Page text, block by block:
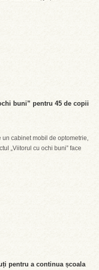
buni” pentru 45 de copii
cabinet mobil de optometrie,
„Viitorul cu ochi buni” face
pentru a continua școala